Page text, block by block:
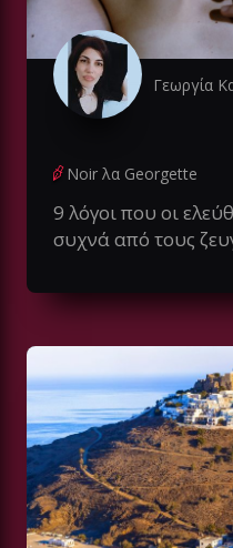
Γεωργία
Noir λα Georgette
9 λόγοι που οι
συχνά από τους